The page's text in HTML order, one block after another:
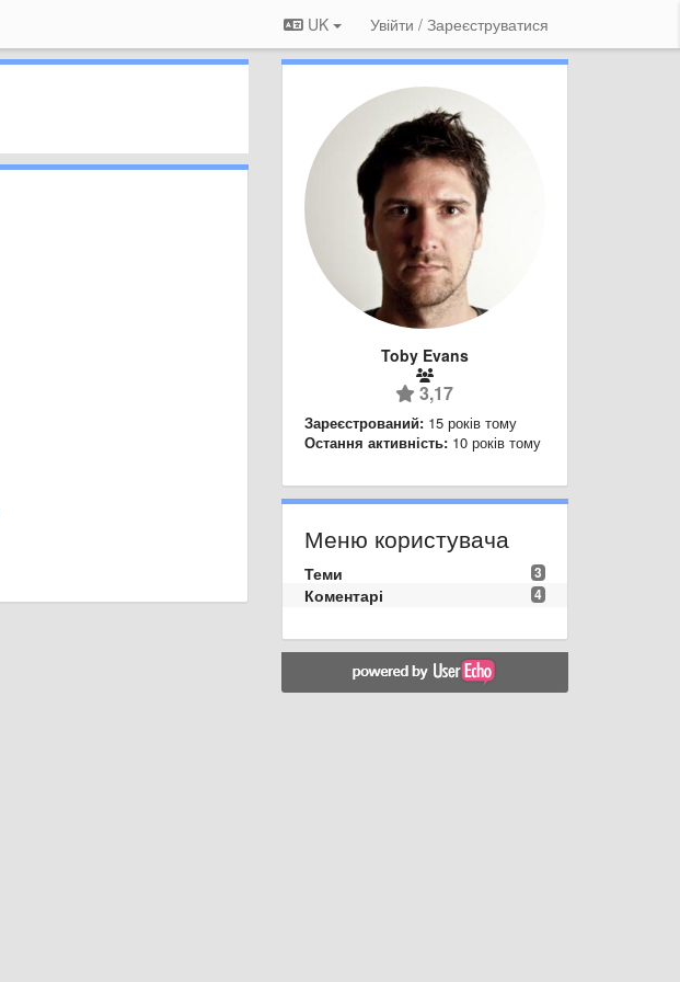
UK Увійти / Зареєструватися
Toby Evans
3,17
Зареєстрований: 15 років тому
Остання активність: 10 років тому
Меню користувача
3
Теми
4
Коментарі